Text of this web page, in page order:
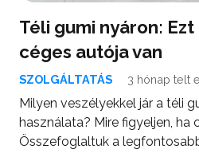
Téli gumi nyáron:
céges autója van
SZOLGÁLTATÁS 3 hónap telt
Milyen veszélyekkel jár a téli
használata? Mire figyeljen,
Összefoglaltuk a